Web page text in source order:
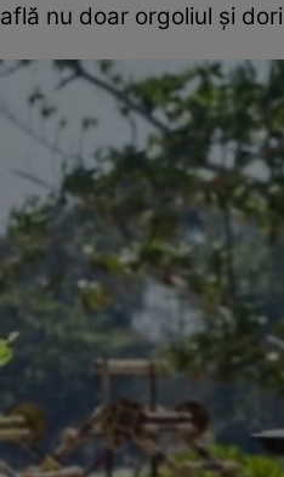
află nu doar orgoliul și